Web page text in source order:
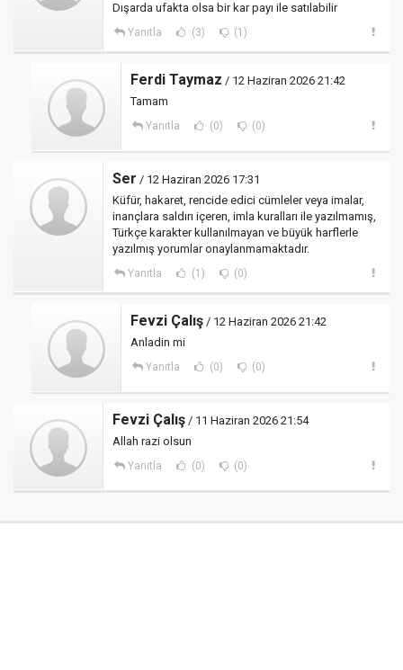
Dışarda ufakta olsa bir kar payı ile satılabilir
Yanıtla (3) (1)
Ferdi Taymaz / 12 Haziran 2026 21:42
Tamam
Yanıtla (0) (0)
Ser / 12 Haziran 2026 17:31
Küfür, hakaret, rencide edici cümleler veya imalar,
inançlara saldırı içeren, imla kuralları ile yazılmamış,
Türkçe karakter kullanılmayan ve büyük harflerle
yazılmış yorumlar onaylanmamaktadır.
Yanıtla (1) (0)
Fevzi Çalış / 12 Haziran 2026 21:42
Anladin mi
Yanıtla (0) (0)
Fevzi Çalış / 11 Haziran 2026 21:54
Allah razi olsun
Yanıtla (0) (0)